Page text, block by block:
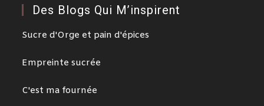
Des Blogs Qui M’inspirent
Sucre d'Orge et pain d'épices
Empreinte sucrée
C'est ma fournée